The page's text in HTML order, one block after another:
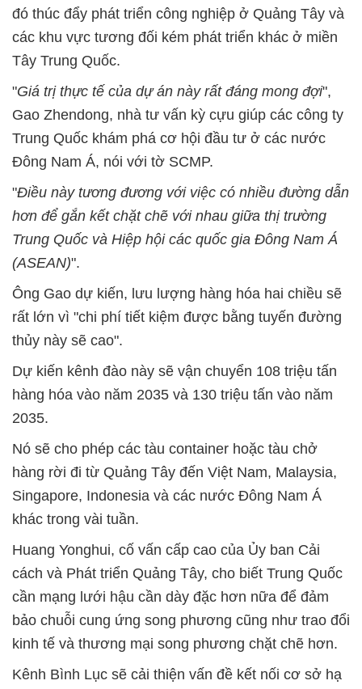
đó thúc đẩy phát triển công nghiệp ở Quảng Tây và
các khu vực tương đối kém phát triển khác ở miền
Tây Trung Quốc.
"Giá trị thực tế của dự án này rất đáng mong đợi",
Gao Zhendong, nhà tư vấn kỳ cựu giúp các công ty
Trung Quốc khám phá cơ hội đầu tư ở các nước
Đông Nam Á, nói với tờ SCMP.
"Điều này tương đương với việc có nhiều đường dẫn
hơn để gắn kết chặt chẽ với nhau giữa thị trường
Trung Quốc và Hiệp hội các quốc gia Đông Nam Á
(ASEAN)".
Ông Gao dự kiến, lưu lượng hàng hóa hai chiều sẽ
rất lớn vì "chi phí tiết kiệm được bằng tuyến đường
thủy này sẽ cao".
Dự kiến kênh đào này sẽ vận chuyển 108 triệu tấn
hàng hóa vào năm 2035 và 130 triệu tấn vào năm
2035.
Nó sẽ cho phép các tàu container hoặc tàu chở
hàng rời đi từ Quảng Tây đến Việt Nam, Malaysia,
Singapore, Indonesia và các nước Đông Nam Á
khác trong vài tuần.
Huang Yonghui, cố vấn cấp cao của Ủy ban Cải
cách và Phát triển Quảng Tây, cho biết Trung Quốc
cần mạng lưới hậu cần dày đặc hơn nữa để đảm
bảo chuỗi cung ứng song phương cũng như trao đổi
kinh tế và thương mại song phương chặt chẽ hơn.
Kênh Bình Lục sẽ cải thiện vấn đề kết nối cơ sở hạ